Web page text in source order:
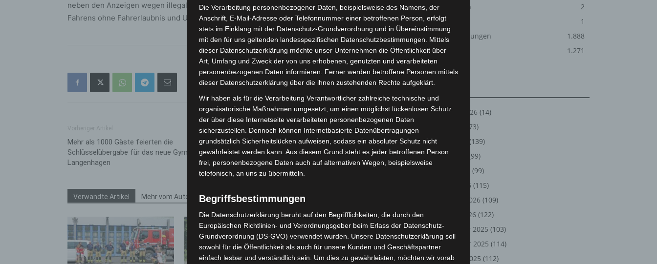
neben den Anzeigen wegen illegalen Aufenthaltes, verbotener Arbeitsaufnahme im Inland,
Fahrens ohne Fahrerlaubnis und Urkundenfälschung auch die Vorführung vor einem Haftrichter.
Mehr als 1000 Gäste feierten die
Schlüsselübergabe für das neue Gymnasium
Langenhagen
Nächster Artikel
Soforthilfe auch für die VHS Langenhagen
Verwandte Artikel Mehr vom Autor
Menschen
2
Über uns
1
Veranstaltungen
1.888
Welt
1.271
August 2026 (14)
(73)
(139)
Mai 2026
(99)
(99)
März 2026 (115)
Februar 2026 (109)
Januar 2026 (122)
Dezember 2025 (103)
November 2025 (114)
Oktober 2025 (112)
Die Verarbeitung personenbezogener Daten, beispielsweise des Namens, der
Anschrift, E-Mail-Adresse oder Telefonnummer einer betroffenen Person, erfolgt
stets im Einklang mit der Datenschutz-Grundverordnung und in Übereinstimmung
mit den für uns geltenden landesspezifischen Datenschutzbestimmungen. Mittels
dieser Datenschutzerklärung möchte unser Unternehmen die Öffentlichkeit über
Art, Umfang und Zweck der von uns erhobenen, genutzten und verarbeiteten
personenbezogenen Daten informieren. Ferner werden betroffene Personen mittels
dieser Datenschutzerklärung über die ihnen zustehenden Rechte aufgeklärt.
Wir haben als für die Verarbeitung Verantwortlicher zahlreiche technische und
organisatorische Maßnahmen umgesetzt, um einen möglichst lückenlosen Schutz
der über diese Internetseite verarbeiteten personenbezogenen Daten
sicherzustellen. Dennoch können Internetbasierte Datenübertragungen
grundsätzlich Sicherheitslücken aufweisen, sodass ein absoluter Schutz nicht
gewährleistet werden kann. Aus diesem Grund steht es jeder betroffenen Person
frei, personenbezogene Daten auch auf alternativen Wegen, beispielsweise
telefonisch, an uns zu übermitteln.
Begriffsbestimmungen
Die Datenschutzerklärung beruht auf den Begrifflichkeiten, die durch den
Europäischen Richtlinien- und Verordnungsgeber beim Erlass der Datenschutz-
Grundverordnung (DS-GVO) verwendet wurden. Unsere Datenschutzerklärung soll
sowohl für die Öffentlichkeit als auch für unsere Kunden und Geschäftspartner
einfach lesbar und verständlich sein. Um dies zu gewährleisten, möchten wir vorab